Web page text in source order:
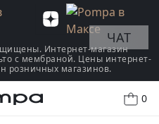
0
Интернет-магазин
с мембраной. Цены интернет-
розничных магазинов.
ЧАТ